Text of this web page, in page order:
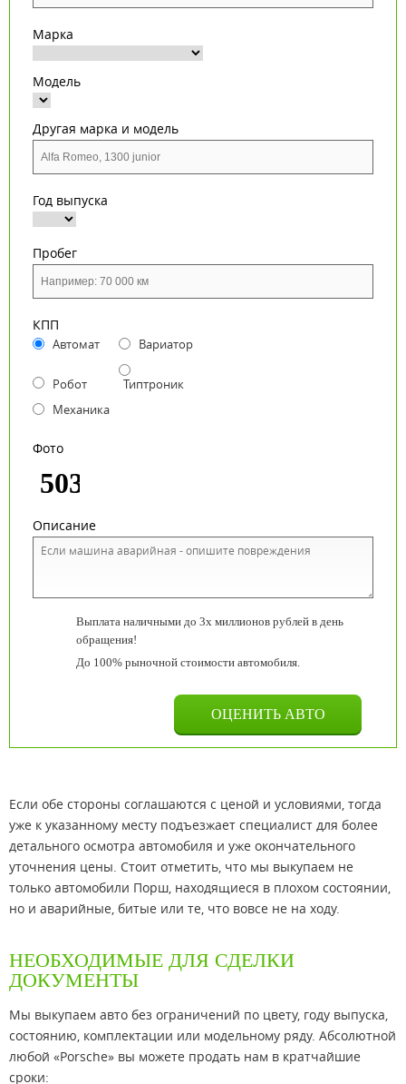
Марка
Модель
Другая марка и модель
Год выпуска
Пробег
КПП
Автомат Вариатор
Робот
Типтроник
Механика
Фото
Описание
Выплата наличными до 3х миллионов рублей в день
обращения!
До 100% рыночной стоимости автомобиля.
Если обе стороны соглашаются с ценой и условиями, тогда
уже к указанному месту подъезжает специалист для более
детального осмотра автомобиля и уже окончательного
уточнения цены. Стоит отметить, что мы выкупаем не
только автомобили Порш, находящиеся в плохом состоянии,
но и аварийные, битые или те, что вовсе не на ходу.
НЕОБХОДИМЫЕ ДЛЯ СДЕЛКИ
ДОКУМЕНТЫ
Мы выкупаем авто без ограничений по цвету, году выпуска,
состоянию, комплектации или модельному ряду. Абсолютной
любой «Porsche» вы можете продать нам в кратчайшие
сроки: